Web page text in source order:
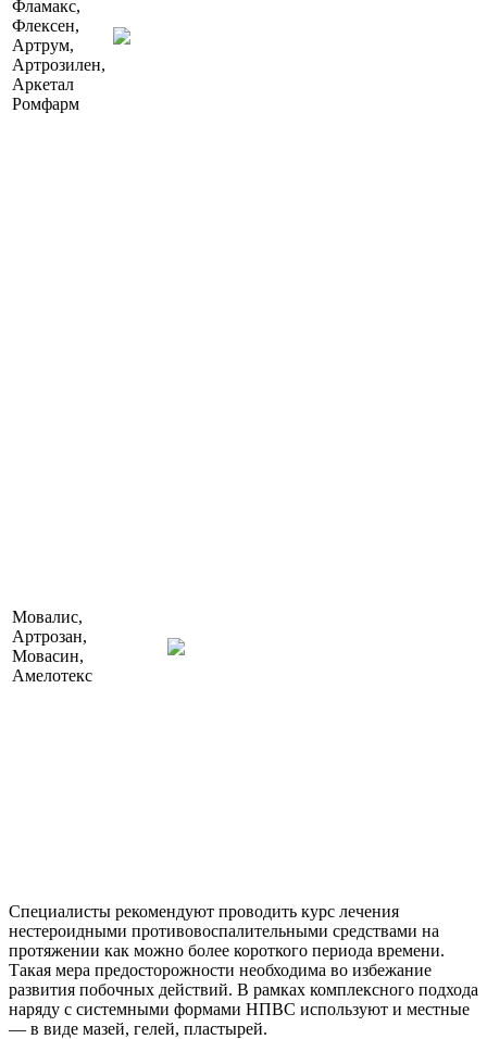
Фламакс,
Флексен,
Артрум,
Артрозилен,
Аркетал
Ромфарм
Мовалис,
Артрозан,
Мовасин,
Амелотекс
Специалисты рекомендуют проводить курс лечения
нестероидными противовоспалительными средствами на
протяжении как можно более короткого периода времени.
Такая мера предосторожности необходима во избежание
развития побочных действий. В рамках комплексного подхода
наряду с системными формами НПВС используют и местные
— в виде мазей, гелей, пластырей.